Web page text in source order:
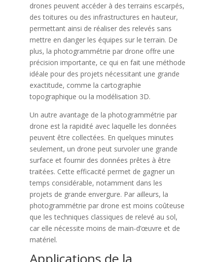
drones peuvent accéder à des terrains escarpés,
des toitures ou des infrastructures en hauteur,
permettant ainsi de réaliser des relevés sans
mettre en danger les équipes sur le terrain. De
plus, la photogrammétrie par drone offre une
précision importante, ce qui en fait une méthode
idéale pour des projets nécessitant une grande
exactitude, comme la cartographie
topographique ou la modélisation 3D.
Un autre avantage de la photogrammétrie par
drone est la rapidité avec laquelle les données
peuvent être collectées. En quelques minutes
seulement, un drone peut survoler une grande
surface et fournir des données prêtes à être
traitées. Cette efficacité permet de gagner un
temps considérable, notamment dans les
projets de grande envergure. Par ailleurs, la
photogrammétrie par drone est moins coûteuse
que les techniques classiques de relevé au sol,
car elle nécessite moins de main-d’œuvre et de
matériel.
Applications de la